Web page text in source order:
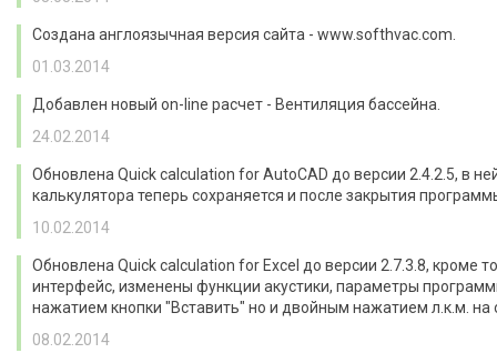
Создана англоязычная версия сайта - www.softhvac.com.
01.03.2014
Добавлен новый on-line расчет - Вентиляция бассейна.
24.02.2014
Обновлена Quick calculation for AutoCAD до версии 2.4.2.5, в
калькулятора теперь сохраняется и после закрытия
10.02.2014
Обновлена Quick calculation for Excel до версии 2.7.3.8, кроме
интерфейс, изменены функции акустики, параметры
нажатием кнопки "Вставить" но и двойным нажатием л.к.м. на
08.02.2014